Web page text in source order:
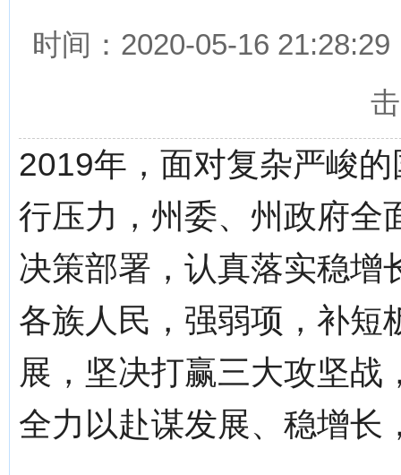
时间：2020-05-16
2019年，面对复杂严峻
行压力，州委、州政府全
决策部署，认真落实稳增
各族人民，强弱项，补短
展，坚决打赢三大攻坚战
全力以赴谋发展、稳增长